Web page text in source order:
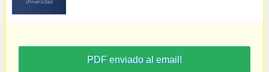
PDF enviado al email!